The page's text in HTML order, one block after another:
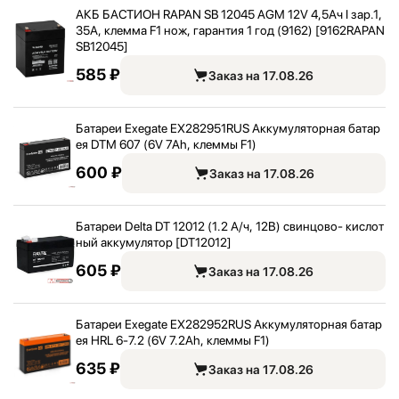
АКБ БАСТИОН RAPAN SB 12045 AGM 12V 4,5Ач I зар.1,
35А, клемма F1 нож, гарантия 1 год (9162) [9162RAPAN
SB12045]
585 ₽ Заказ на 17.08.26
Батареи Exegate EX282951RUS Аккумуляторная батар
ея DTM 607 (6V 7Ah, клеммы F1)
600 ₽ Заказ на 17.08.26
Батареи Delta DT 12012 (1.2 А/ч, 12В) свинцово- кислот
ный аккумулятор [DT12012]
605 ₽ Заказ на 17.08.26
Батареи Exegate EX282952RUS Аккумуляторная батар
ея HRL 6-7.2 (6V 7.2Ah, клеммы F1)
635 ₽ Заказ на 17.08.26